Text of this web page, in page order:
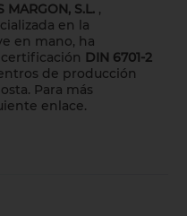
MARGON, S.L.,
en la
en mano, ha
DIN 6701-2
de producción
Para más
enlace.